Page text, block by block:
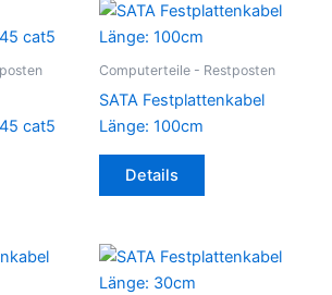
cat5
Computerteile - Restposten
SATA Festplattenkabel
Länge: 100cm
Details